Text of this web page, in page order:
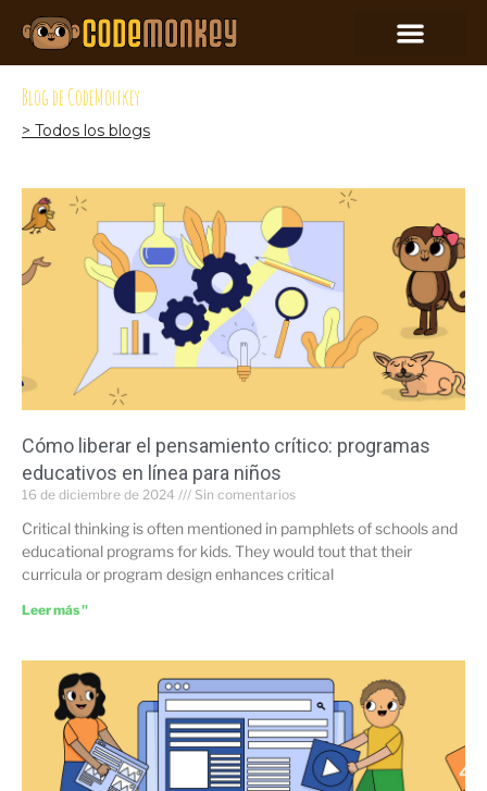
Blog de CodeMonkey
> Todos los blogs
Cómo liberar el pensamiento crítico: programas
educativos en línea para niños
16 de diciembre de 2024 Sin comentarios
Critical thinking is often mentioned in pamphlets of schools and
educational programs for kids. They would tout that their
curricula or program design enhances critical
Leer más "